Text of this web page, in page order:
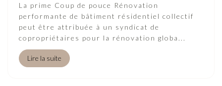
La prime Coup de pouce Rénovation
performante de bâtiment résidentiel collectif
peut être attribuée à un syndicat de
copropriétaires pour la rénovation globa...
Lire la suite